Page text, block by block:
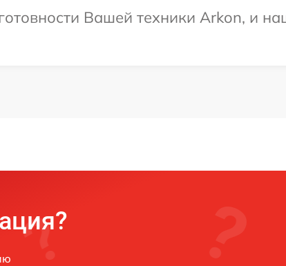
Вашей техники Arkon, и